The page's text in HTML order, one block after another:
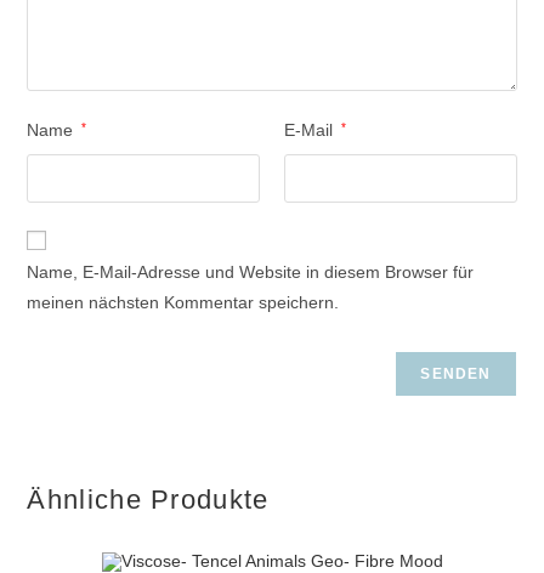
Name * E-Mail *
Name, E-Mail-Adresse und Website in diesem Browser für
meinen nächsten Kommentar speichern.
Ähnliche Produkte